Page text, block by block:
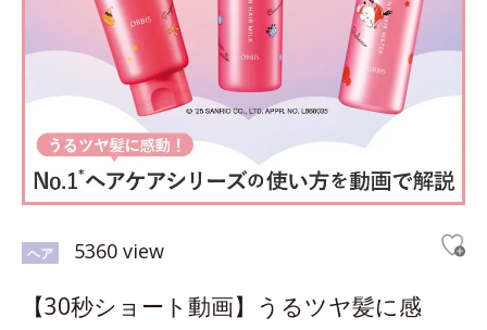
ヘア 5360 view
【30秒ショート動画】うるツヤ髪に感